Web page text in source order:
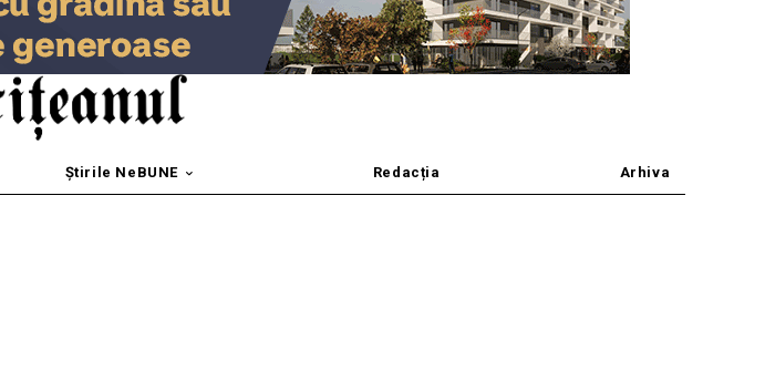
Știrile NeBUNE Redacția Arhiva